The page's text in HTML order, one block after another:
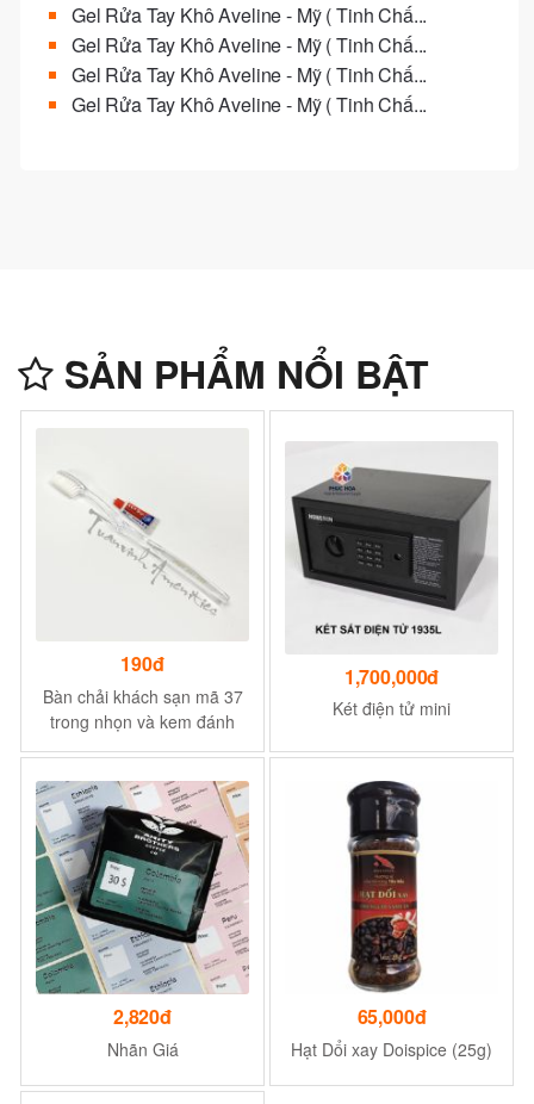
Gel Rửa Tay Khô Aveline - Mỹ ( Tinh Chấ...
Gel Rửa Tay Khô Aveline - Mỹ ( Tinh Chấ...
Gel Rửa Tay Khô Aveline - Mỹ ( Tinh Chấ...
Gel Rửa Tay Khô Aveline - Mỹ ( Tinh Chấ...
SẢN PHẨM NỔI BẬT
190đ
Bàn chải khách sạn mã 37
trong nhọn và kem đánh
răng CCKO12h/CCKO24h
1,700,000đ
Két điện tử mini
2,820đ
Nhãn Giá
65,000đ
Hạt Dổi xay Doispice (25g)